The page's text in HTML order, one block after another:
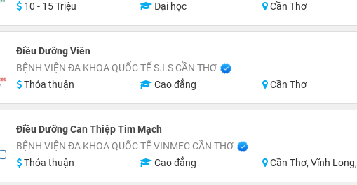
10 - 15 Triệu
Đại học Cần Thơ
Điều Dưỡng Viên
BỆNH VIỆN ĐA KHOA QUỐC TẾ S.I.S CẦN THƠ
Thỏa thuận
Cao đẳng Cần Thơ
Điều Dưỡng Can Thiệp Tim Mạch
BỆNH VIỆN ĐA KHOA QUỐC TẾ VINMEC CẦN THƠ
Thỏa thuận
Cao đẳng Cần Thơ, Vĩnh Long, An Giang, Hậu Giang